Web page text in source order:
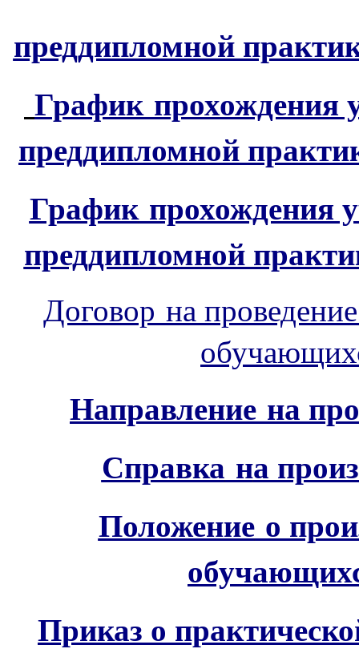
преддипломной
График прохождения
преддипломной
Графикпрохождения
преддипломной
Договор на
Направление на
Справка на
Положениео
Приказ о